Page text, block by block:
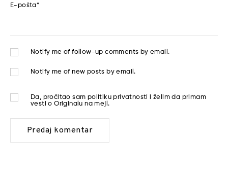
E-pošta*
Notify me of follow-up comments by email.
Notify me of new posts by email.
Da, pročitao sam politiku privatnosti
i želim da primam
vesti o Originalu na mejl.